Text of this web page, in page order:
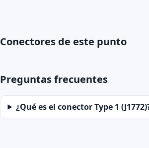
Conectores de este punto
Preguntas frecuentes
¿Qué es el conector Type 1